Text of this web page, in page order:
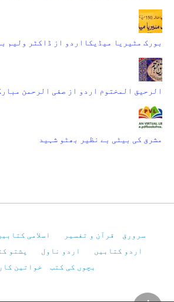
بورک مٹیریا میڈیکااردو از ڈاکٹر ولیم
الرحیق المختوم اردو از صفی الرحمن
مشرق کی بیٹی بے نظیر بھٹو شہید
سرورق قرآن و تفسیر اسلامی
اردو کتابیں
اردو ناول پشتو
بچوں کی کتب
خواتین